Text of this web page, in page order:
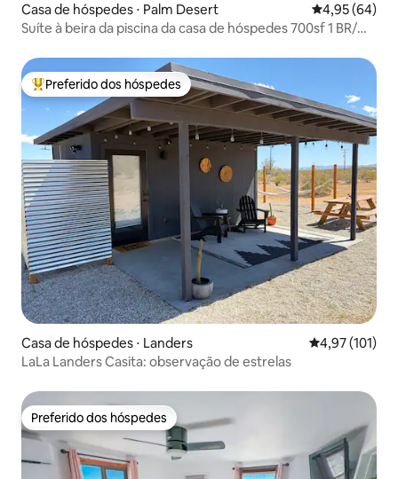
Casa de hóspedes ⋅ Palm Desert 4,95 de uma
4,95 (64)
Suíte à beira da piscina da casa de hóspedes 700sf 1 BR/
Entre os melhores preferidos dos hóspedes
Preferido dos hóspedes
Casa de hóspedes ⋅ Landers 4,97 de uma
4,97 (101)
LaLa Landers Casita: observação de estrelas
Preferido dos hóspedes
Preferido dos hóspedes